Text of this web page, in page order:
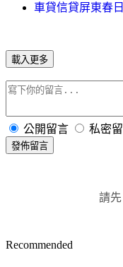
車貸信貸屏東春
載入更多
公開留言 私密
發佈留言
請先
Recommended